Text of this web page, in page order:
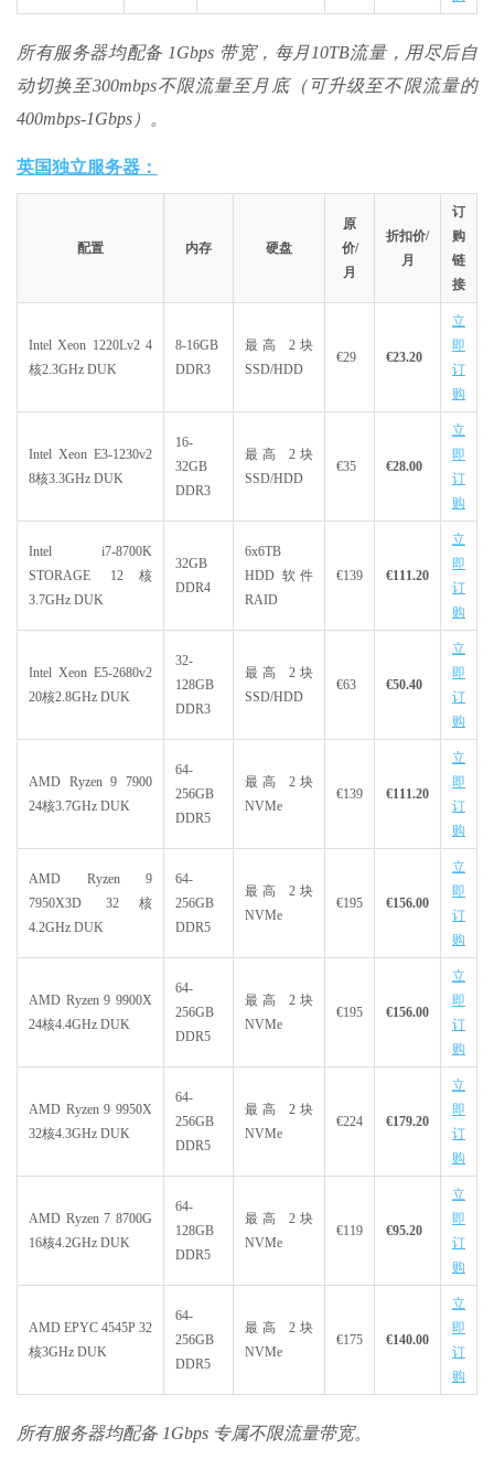
所有服务器均配备 1Gbps 带宽，每月10TB流量，用尽后自
动切换至300mbps不限流量至月底（可升级至不限流量的
400mbps-1Gbps）。
英国独立服务器：
配置 内存 硬盘
原
价/
月
折扣价/
月
订
购
链
接
Intel Xeon 1220Lv2 4
核2.3GHz DUK
8-16GB
DDR3
最高 2块
SSD/HDD
€29 €23.20
立
即
订
购
Intel Xeon E3-1230v2
8核3.3GHz DUK
16-
32GB
DDR3
最高 2块
SSD/HDD
€35 €28.00
立
即
订
购
Intel i7-8700K
STORAGE 12核
3.7GHz DUK
32GB
DDR4
6x6TB
HDD 软件
RAID
€139 €111.20
立
即
订
购
Intel Xeon E5-2680v2
20核2.8GHz DUK
32-
128GB
DDR3
最高 2块
SSD/HDD
€63 €50.40
立
即
订
购
AMD Ryzen 9 7900
24核3.7GHz DUK
64-
256GB
DDR5
最高 2块
NVMe
€139 €111.20
立
即
订
购
AMD Ryzen 9
7950X3D 32核
4.2GHz DUK
64-
256GB
DDR5
最高 2块
NVMe
€195 €156.00
立
即
订
购
AMD Ryzen 9 9900X
24核4.4GHz DUK
64-
256GB
DDR5
最高 2块
NVMe
€195 €156.00
立
即
订
购
AMD Ryzen 9 9950X
32核4.3GHz DUK
64-
256GB
DDR5
最高 2块
NVMe
€224 €179.20
立
即
订
购
AMD Ryzen 7 8700G
16核4.2GHz DUK
64-
128GB
DDR5
最高 2块
NVMe
€119 €95.20
立
即
订
购
AMD EPYC 4545P 32
核3GHz DUK
64-
256GB
DDR5
最高 2块
NVMe
€175 €140.00
立
即
订
购
所有服务器均配备 1Gbps 专属不限流量带宽。